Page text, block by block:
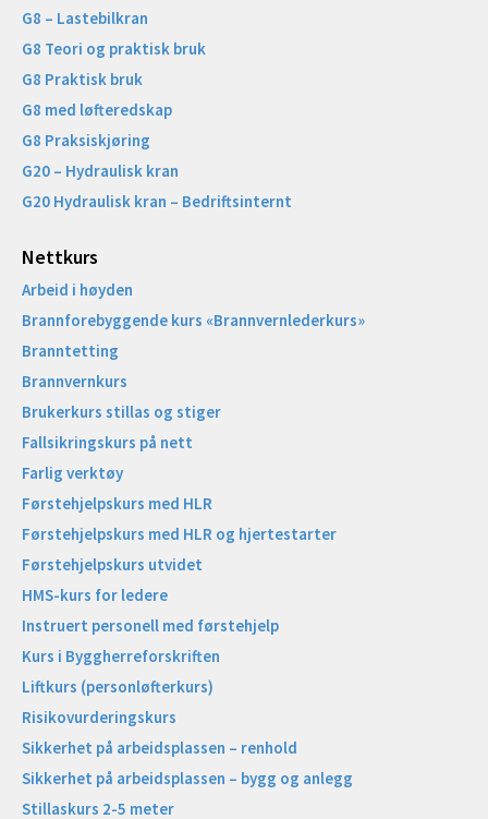
G8 – Lastebilkran
G8 Teori og praktisk bruk
G8 Praktisk bruk
G8 med løfteredskap
G8 Praksiskjøring
G20 – Hydraulisk kran
G20 Hydraulisk kran – Bedriftsinternt
Nettkurs
Arbeid i høyden
Brannforebyggende kurs «Brannvernlederkurs»
Branntetting
Brannvernkurs
Brukerkurs stillas og stiger
Fallsikringskurs på nett
Farlig verktøy
Førstehjelpskurs med HLR
Førstehjelpskurs med HLR og hjertestarter
Førstehjelpskurs utvidet
HMS-kurs for ledere
Instruert personell med førstehjelp
Kurs i Byggherreforskriften
Liftkurs (personløfterkurs)
Risikovurderingskurs
Sikkerhet på arbeidsplassen – renhold
Sikkerhet på arbeidsplassen – bygg og anlegg
Stillaskurs 2-5 meter